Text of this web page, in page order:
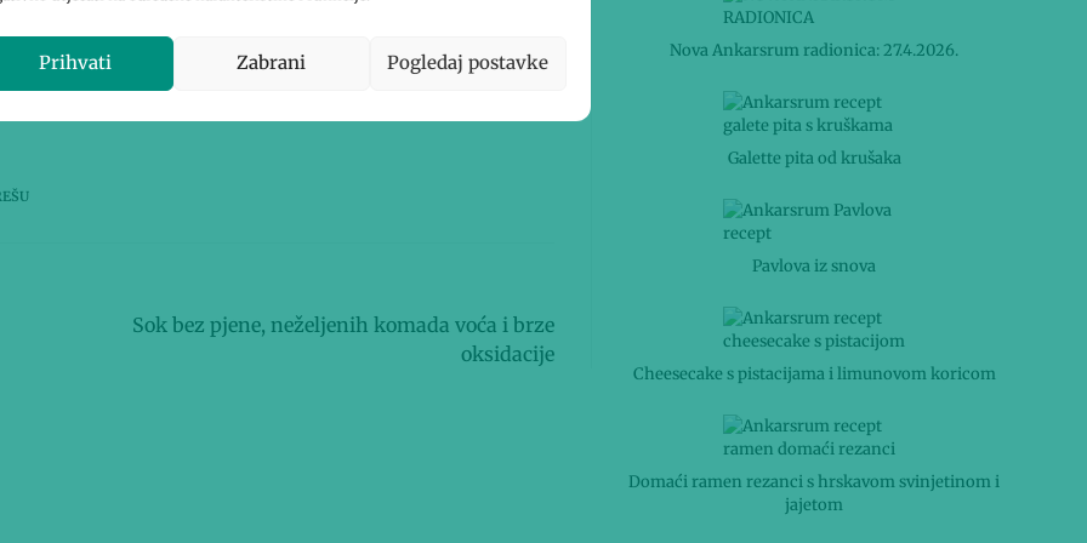
Prihvati Zabrani Pogledaj postavke
Sok bez pjene, neželjenih komada voća i brze
oksidacije
Nova Ankarsrum radionica: 27.4.2026.
Galette pita od krušaka
Pavlova iz snova
Cheesecake s pistacijama i limunovom koricom
Domaći ramen rezanci s hrskavom svinjetinom i
jajetom